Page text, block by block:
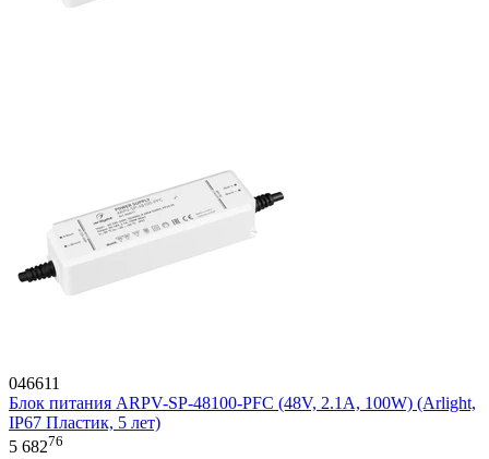
046611
Блок питания ARPV-SP-48100-PFC (48V, 2.1A, 100W) (Arlight,
IP67 Пластик, 5 лет)
5 68276